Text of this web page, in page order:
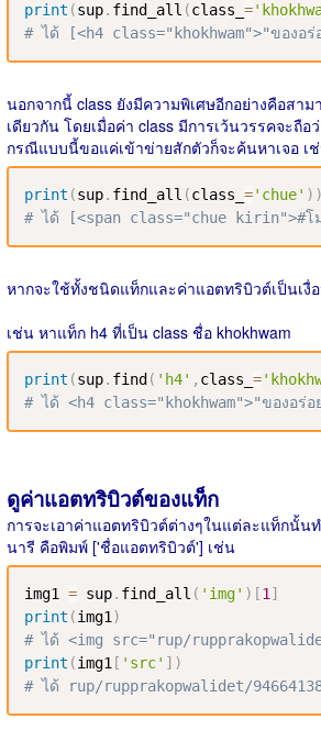
print (sup. find_all (class_ =
# ได้ [<h4 class="khokhwam">"ของอร่
นอกจากนี้ class ยังมีความพิเศษอีกอย่างคือสาม
เดียวกัน โดยเมื่อค่า class มีการเว้นวรรคจะถื
กรณีแบบนี้ขอแค่เข้าข่ายสักตัวก็จะค้นหาเจอ เ
print (sup. find_all (class_ ='chue' ) )
# ได้ [<span class="chue kirin">#โม
หากจะใช้ทั้งชนิดแท็กและค่าแอตทริบิวต์เป็นเงื่
เช่น หาแท็ก h4 ที่เป็น class ชื่อ khokhwam
print (sup. find ( 'h4' , class_ =
# ได้ <h4 class="khokhwam">"ของอร่
ดูค่าแอตทริบิวต์ของแท็ก
การจะเอาค่าแอตทริบิวต์ต่างๆในแต่ละแท็กนั้
นารี คือพิมพ์ ['ชื่อแอตทริบิวต์'] เช่น
img1 = sup. find_all ( 'img' ) [1 ]
print (img1 )
# ได้ <img src="rup/
print (img1 [ 'src' ] )
# ได้ rup/rupprakopwalidet/